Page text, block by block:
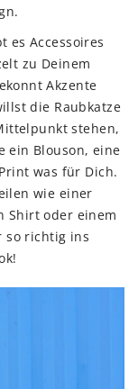
es Accessoires
zu Deinem
Akzente
die Raubkatze
stehen,
ein Blouson, eine
was für Dich.
wie einer
Shirt oder einem
so richtig ins